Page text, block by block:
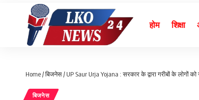
होम शिक्षा
Home/बिजनेस/UP Saur Urja Yojana : सरकार के द्वारा गरीबों के लोगों
बिजनेस